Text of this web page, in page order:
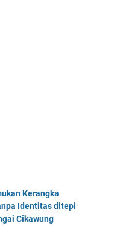
Kerangka
Identitas ditepi
Cikawung